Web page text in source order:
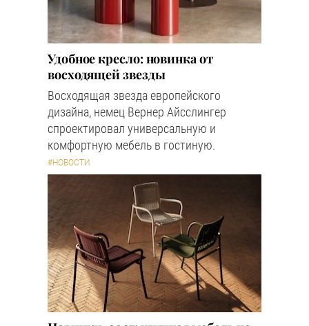
Удобное кресло: новинка от
восходящей звезды
Восходящая звезда европейского
дизайна, немец Вернер Айсслингер
спроектировал универсальную и
комфортную мебель в гостиную.
#НОВОСТИ